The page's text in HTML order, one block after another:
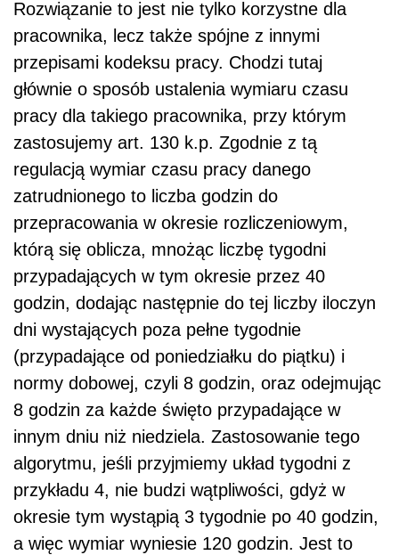
Rozwiązanie to jest nie tylko korzystne dla
pracownika, lecz także spójne z innymi
przepisami kodeksu pracy. Chodzi tutaj
głównie o sposób ustalenia wymiaru czasu
pracy dla takiego pracownika, przy którym
zastosujemy art. 130 k.p. Zgodnie z tą
regulacją wymiar czasu pracy danego
zatrudnionego to liczba godzin do
przepracowania w okresie rozliczeniowym,
którą się oblicza, mnożąc liczbę tygodni
przypadających w tym okresie przez 40
godzin, dodając następnie do tej liczby iloczyn
dni wystających poza pełne tygodnie
(przypadające od poniedziałku do piątku) i
normy dobowej, czyli 8 godzin, oraz odejmując
8 godzin za każde święto przypadające w
innym dniu niż niedziela. Zastosowanie tego
algorytmu, jeśli przyjmiemy układ tygodni z
przykładu 4, nie budzi wątpliwości, gdyż w
okresie tym wystąpią 3 tygodnie po 40 godzin,
a więc wymiar wyniesie 120 godzin. Jest to